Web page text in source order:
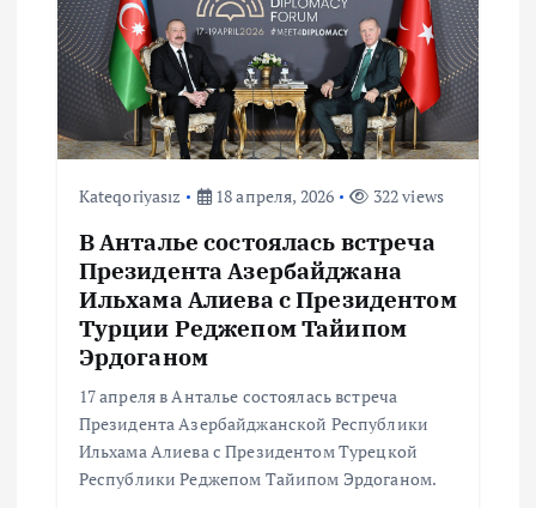
с
я
м
Kateqoriyasız 18 апреля, 2026 322 views
В Анталье состоялась встреча
Президента Азербайджана
Ильхама Алиева с Президентом
Турции Реджепом Тайипом
Эрдоганом
17 апреля в Анталье состоялась встреча
Президента Азербайджанской Республики
Ильхама Алиева с Президентом Турецкой
Республики Реджепом Тайипом Эрдоганом.